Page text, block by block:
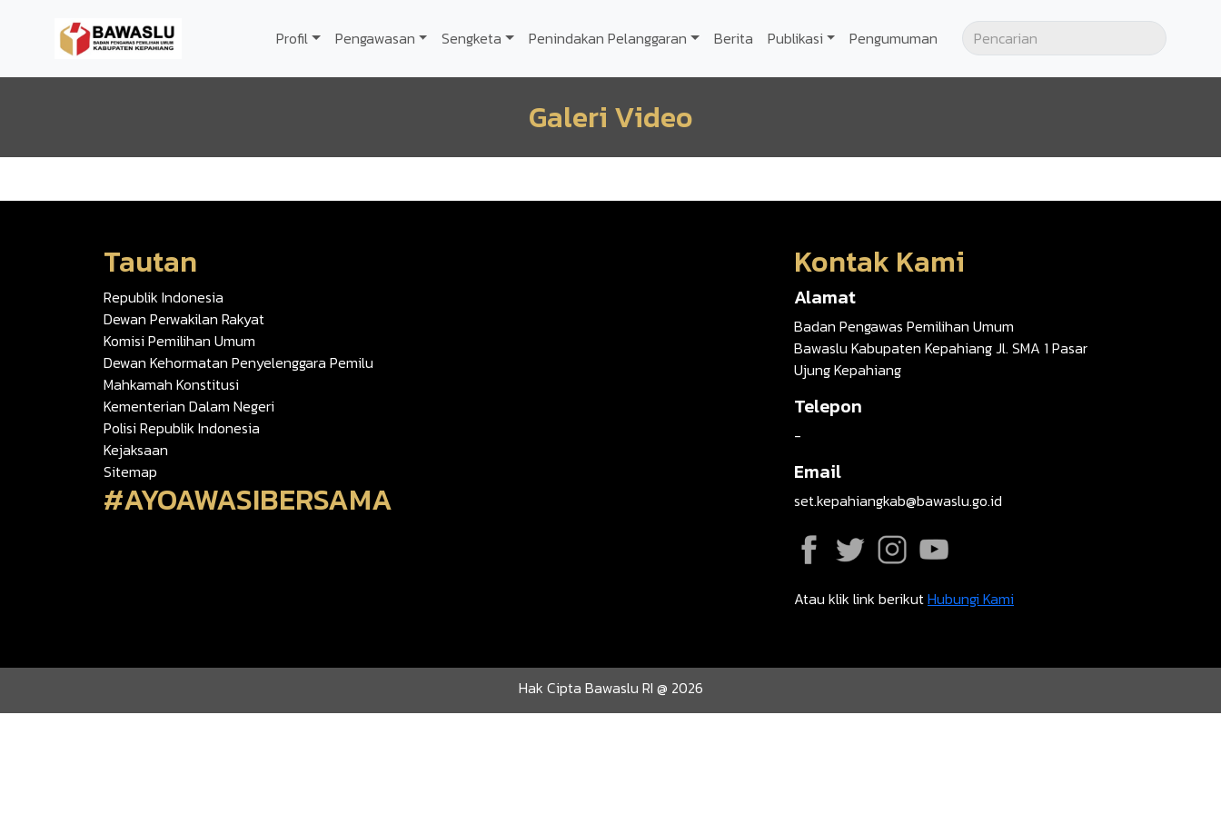
Profil
Pengawasan Sengketa Penindakan Pelanggaran Berita Publikasi Pengumuman
Galeri Video
Tautan
Republik Indonesia
Dewan Perwakilan Rakyat
Komisi Pemilihan Umum
Dewan Kehormatan Penyelenggara Pemilu
Mahkamah Konstitusi
Kementerian Dalam Negeri
Polisi Republik Indonesia
Kejaksaan
Sitemap
#AYOAWASIBERSAMA
Kontak Kami
Alamat
Badan Pengawas Pemilihan Umum
Bawaslu Kabupaten Kepahiang Jl. SMA 1 Pasar
Ujung Kepahiang
Telepon
-
Email
set.kepahiangkab@bawaslu.go.id
Atau klik link berikutHubungi Kami
Hak Cipta Bawaslu RI @ 2026